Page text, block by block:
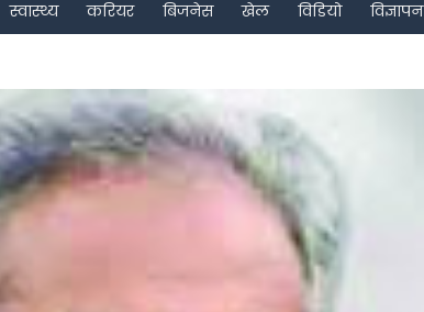
स्वास्थ्य करियर बिजनेस खेल विडियो विज्ञापन